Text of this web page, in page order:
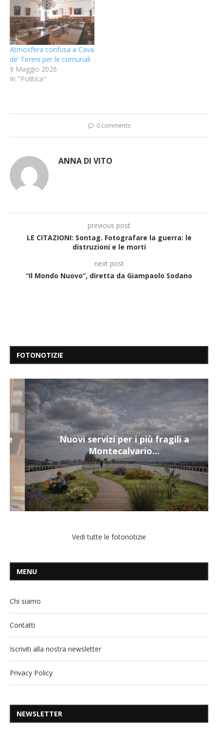
Atmosfera confusa a Cava
de’ Tirreni per le comunali
9 Maggio 2026
In "Politica"
0 comments
ANNA DI VITO
previous post
LE CITAZIONI: Sontag. Fotografare la guerra: le
distruzioni e le morti
next post
“Il Mondo Nuovo”, diretta da Giampaolo Sodano
FOTONOTIZIE
Nuovi servizi per i più fragili a
Montecalvario...
Vedi tutte le fotonotizie
MENU
Chi siamo
Contatti
Iscriviti alla nostra newsletter
Privacy Policy
NEWSLETTER